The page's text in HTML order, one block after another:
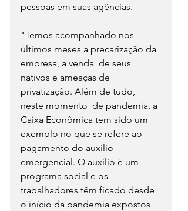
pessoas em suas agências.
"Temos acompanhado nos
últimos meses a precarização da
empresa, a venda  de seus
nativos e ameaças de
privatização. Além de tudo,
neste momento  de pandemia, a
Caixa Econômica tem sido um
exemplo no que se refere ao
pagamento do auxílio
emergencial. O auxílio é um
programa social e os
trabalhadores têm ficado desde
o início da pandemia expostos